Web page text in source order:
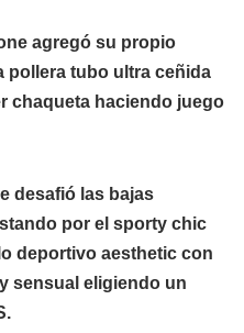
agregó su propio
pollera tubo ultra ceñida
chaqueta haciendo juego
desafió las bajas
por el sporty chic
deportivo aesthetic con
sensual eligiendo un